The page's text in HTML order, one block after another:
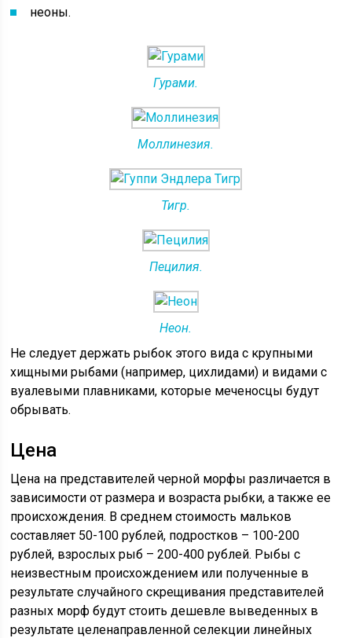
неоны.
Гурами.
Моллинезия.
Тигр.
Пецилия.
Неон.
Не следует держать рыбок этого вида с крупными
хищными рыбами (например, цихлидами) и видами с
вуалевыми плавниками, которые меченосцы будут
обрывать.
Цена
Цена на представителей черной морфы различается в
зависимости от размера и возраста рыбки, а также ее
происхождения. В среднем стоимость мальков
составляет 50-100 рублей, подростков – 100-200
рублей, взрослых рыб – 200-400 рублей. Рыбы с
неизвестным происхождением или полученные в
результате случайного скрещивания представителей
разных морф будут стоить дешевле выведенных в
результате целенаправленной селекции линейных